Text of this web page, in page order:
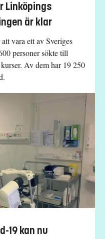
Linköpings
är klar
vara ett av Sveriges
personer sökte till
Av dem har 19 250
19 kan nu